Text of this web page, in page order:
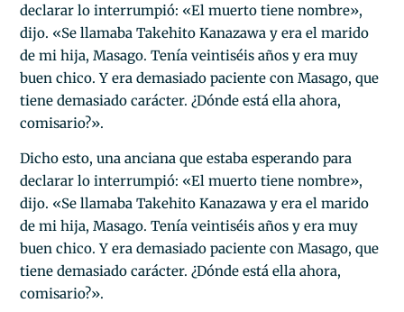
declarar lo interrumpió: «El muerto tiene nombre»,
dijo. «Se llamaba Takehito Kanazawa y era el marido
de mi hija, Masago. Tenía veintiséis años y era muy
buen chico. Y era demasiado paciente con Masago, que
tiene demasiado carácter. ¿Dónde está ella ahora,
comisario?».
Dicho esto, una anciana que estaba esperando para
declarar lo interrumpió: «El muerto tiene nombre»,
dijo. «Se llamaba Takehito Kanazawa y era el marido
de mi hija, Masago. Tenía veintiséis años y era muy
buen chico. Y era demasiado paciente con Masago, que
tiene demasiado carácter. ¿Dónde está ella ahora,
comisario?».